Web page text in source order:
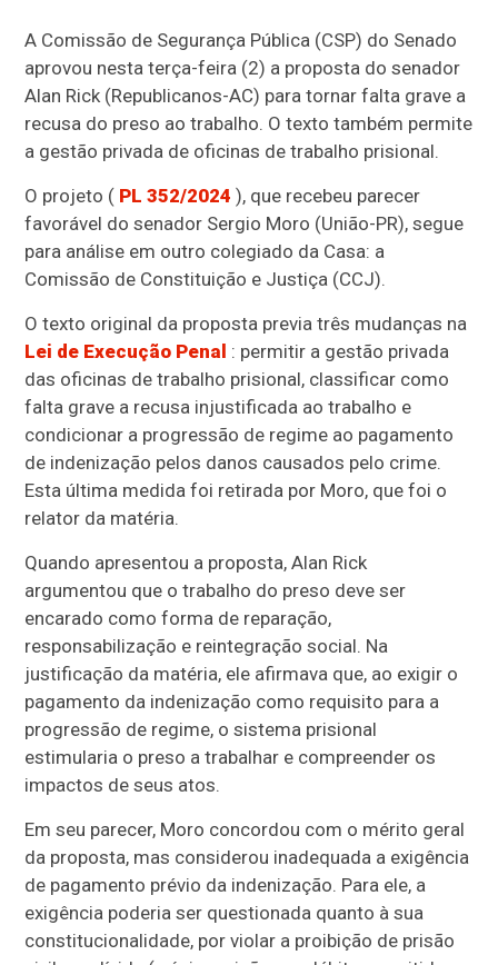
A Comissão de Segurança Pública (CSP) do Senado
aprovou nesta terça-feira (2) a proposta do senador
Alan Rick (Republicanos-AC) para tornar falta grave a
recusa do preso ao trabalho. O texto também permite
a gestão privada de oficinas de trabalho prisional.
O projeto ( PL 352/2024 ), que recebeu parecer
favorável do senador Sergio Moro (União-PR), segue
para análise em outro colegiado da Casa: a
Comissão de Constituição e Justiça (CCJ).
O texto original da proposta previa três mudanças na
Lei de Execução Penal : permitir a gestão privada
das oficinas de trabalho prisional, classificar como
falta grave a recusa injustificada ao trabalho e
condicionar a progressão de regime ao pagamento
de indenização pelos danos causados pelo crime.
Esta última medida foi retirada por Moro, que foi o
relator da matéria.
Quando apresentou a proposta, Alan Rick
argumentou que o trabalho do preso deve ser
encarado como forma de reparação,
responsabilização e reintegração social. Na
justificação da matéria, ele afirmava que, ao exigir o
pagamento da indenização como requisito para a
progressão de regime, o sistema prisional
estimularia o preso a trabalhar e compreender os
impactos de seus atos.
Em seu parecer, Moro concordou com o mérito geral
da proposta, mas considerou inadequada a exigência
de pagamento prévio da indenização. Para ele, a
exigência poderia ser questionada quanto à sua
constitucionalidade, por violar a proibição de prisão